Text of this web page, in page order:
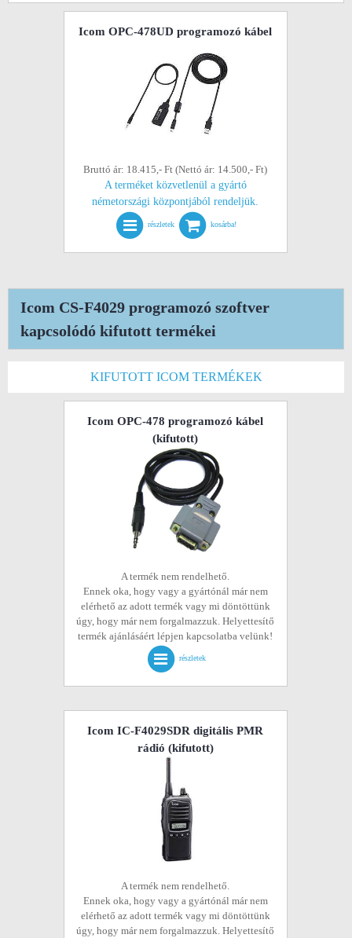
Icom OPC-478UD programozó kábel
Bruttó ár: 18.415,- Ft (Nettó ár: 14.500,- Ft)
A terméket közvetlenül a gyártó
németországi központjából rendeljük.
részletek kosárba!
Icom CS-F4029 programozó szoftver
kapcsolódó kifutott termékei
KIFUTOTT ICOM TERMÉKEK
Icom OPC-478 programozó kábel
(kifutott)
A termék nem rendelhető.
Ennek oka, hogy vagy a gyártónál már nem
elérhető az adott termék vagy mi döntöttünk
úgy, hogy már nem forgalmazzuk. Helyettesítő
termék ajánlásáért lépjen kapcsolatba velünk!
részletek
Icom IC-F4029SDR digitális PMR
rádió (kifutott)
A termék nem rendelhető.
Ennek oka, hogy vagy a gyártónál már nem
elérhető az adott termék vagy mi döntöttünk
úgy, hogy már nem forgalmazzuk. Helyettesítő